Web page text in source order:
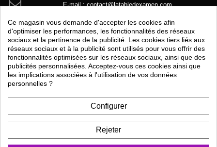
E-mail :contact@latabledexamen.com
Marchand approuvé par la Société des Avis Garantis,
Ce magasin vous demande d'accepter les cookies afin
d'optimiser les performances, les fonctionnalités des réseaux
sociaux et la pertinence de la publicité. Les cookies tiers liés aux
réseaux sociaux et à la publicité sont utilisés pour vous offrir des
fonctionnalités optimisées sur les réseaux sociaux, ainsi que des
publicités personnalisées. Acceptez-vous ces cookies ainsi que
les implications associées à l'utilisation de vos données
personnelles ?
Configurer
Rejeter
81 avis